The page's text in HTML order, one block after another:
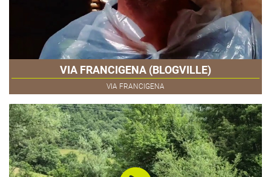
VIA FRANCIGENA (BLOGVILLE)
VIA FRANCIGENA